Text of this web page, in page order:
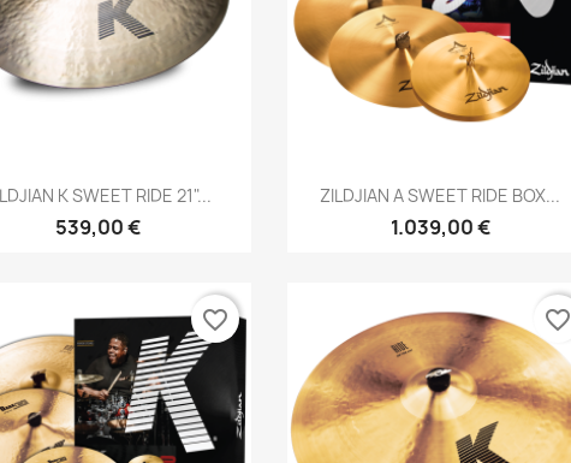
 Brzi pregled
K SWEET RIDE 21"...
539,00 €
Brzi pregled
ZILDJIAN A SWEET RIDE BOX...
1.039,00 €
favorite_border favorite_border